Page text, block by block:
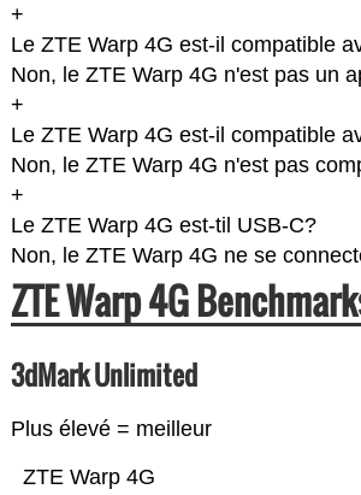
+
Le ZTE Warp 4G est-il compatible
Non, le ZTE Warp 4G n'est pas un
+
Le ZTE Warp 4G est-il compatible
Non, le ZTE Warp 4G n'est pas
+
Le ZTE Warp 4G est-til USB-C?
Non, le ZTE Warp 4G ne se
ZTE Warp 4G
3dMark Unlimited
Plus élevé = meilleur
ZTE Warp 4G